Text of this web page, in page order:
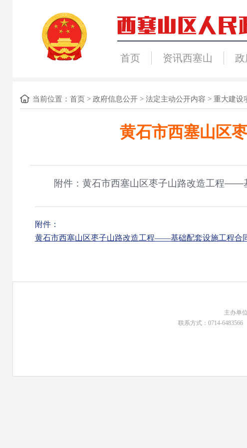
首页 资讯西塞山 政
当前位置： 首页> 政府信息公开> 法定主动公开内容 > 重大建设
黄石市西塞山区
附件：黄石市西塞山区枣子山路改造工程——
附件：
黄石市西塞山区枣子山路改造工程——基础配套设施工程合
主办单
联系方式：0714-6483566